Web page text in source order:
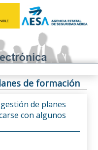
de formación
de planes
con algunos